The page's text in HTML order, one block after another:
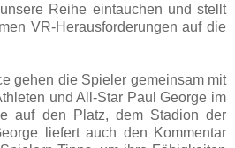
Reihe eintauchen und stellt
VR-Herausforderungen auf die
gehen die Spieler gemeinsam mit
und All-Star Paul George im
auf den Platz, dem Stadion der
liefert auch den Kommentar